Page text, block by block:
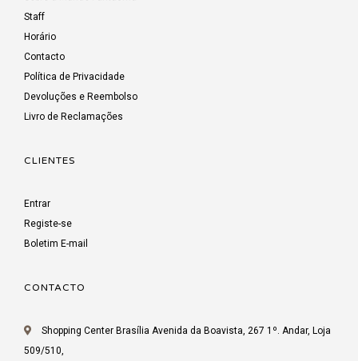
Staff
Horário
Contacto
Política de Privacidade
Devoluções e Reembolso
Livro de Reclamações
CLIENTES
Entrar
Registe-se
Boletim E-mail
CONTACTO
Shopping Center Brasília Avenida da Boavista, 267 1º. Andar, Loja
509/510,